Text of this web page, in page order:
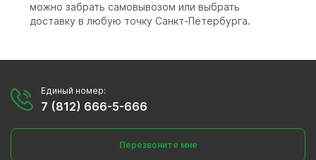
можно забрать самовывозом или выбрать
доставку в любую точку Санкт-Петербурга.
Единый номер:
7 (812) 666-5-666
Перезвоните мне